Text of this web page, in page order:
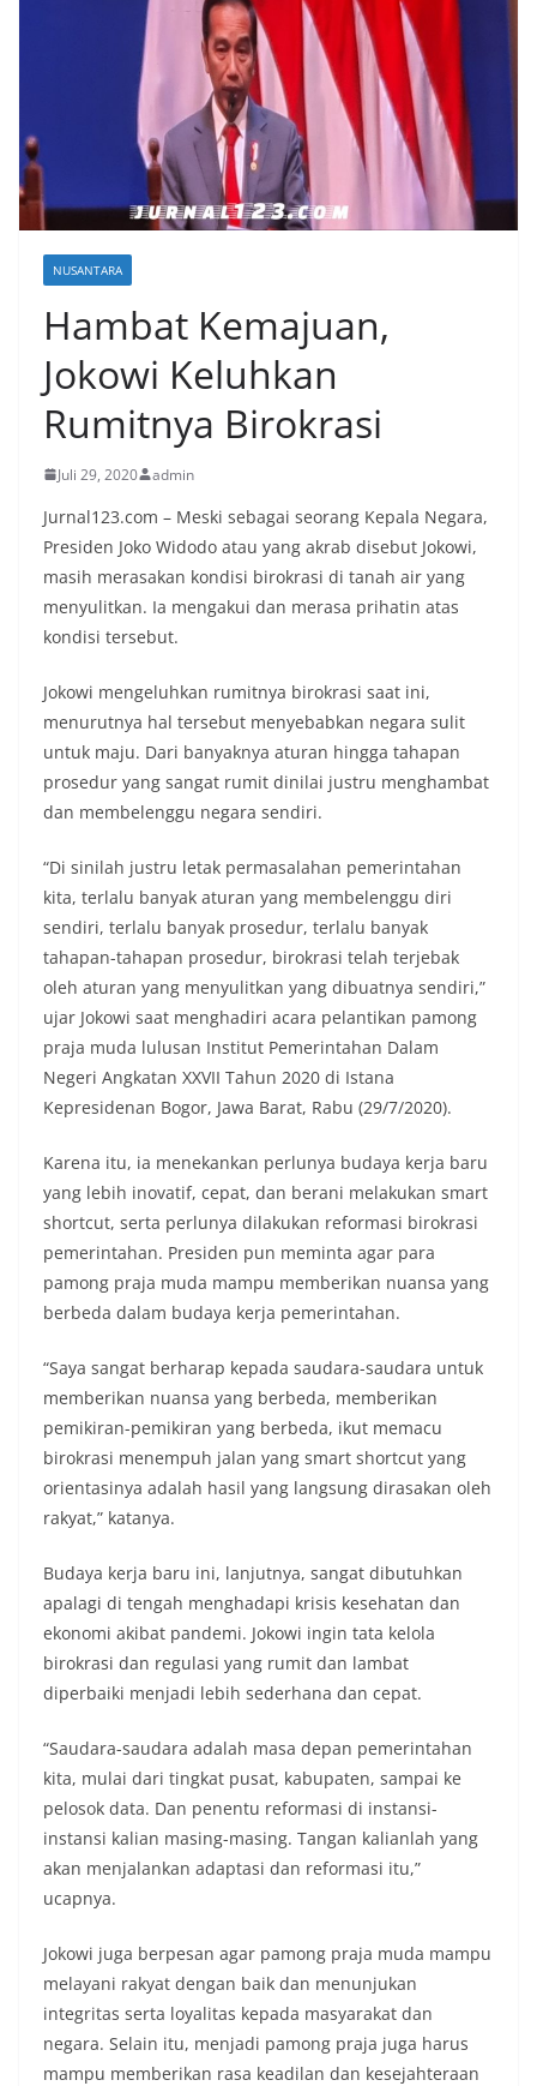
NUSANTARA
Hambat Kemajuan,
Jokowi Keluhkan
Rumitnya Birokrasi
Juli 29, 2020 admin
Jurnal123.com – Meski sebagai seorang Kepala Negara,
Presiden Joko Widodo atau yang akrab disebut Jokowi,
masih merasakan kondisi birokrasi di tanah air yang
menyulitkan. Ia mengakui dan merasa prihatin atas
kondisi tersebut.
Jokowi mengeluhkan rumitnya birokrasi saat ini,
menurutnya hal tersebut menyebabkan negara sulit
untuk maju. Dari banyaknya aturan hingga tahapan
prosedur yang sangat rumit dinilai justru menghambat
dan membelenggu negara sendiri.
“Di sinilah justru letak permasalahan pemerintahan
kita, terlalu banyak aturan yang membelenggu diri
sendiri, terlalu banyak prosedur, terlalu banyak
tahapan-tahapan prosedur, birokrasi telah terjebak
oleh aturan yang menyulitkan yang dibuatnya sendiri,”
ujar Jokowi saat menghadiri acara pelantikan pamong
praja muda lulusan Institut Pemerintahan Dalam
Negeri Angkatan XXVII Tahun 2020 di Istana
Kepresidenan Bogor, Jawa Barat, Rabu (29/7/2020).
Karena itu, ia menekankan perlunya budaya kerja baru
yang lebih inovatif, cepat, dan berani melakukan smart
shortcut, serta perlunya dilakukan reformasi birokrasi
pemerintahan. Presiden pun meminta agar para
pamong praja muda mampu memberikan nuansa yang
berbeda dalam budaya kerja pemerintahan.
“Saya sangat berharap kepada saudara-saudara untuk
memberikan nuansa yang berbeda, memberikan
pemikiran-pemikiran yang berbeda, ikut memacu
birokrasi menempuh jalan yang smart shortcut yang
orientasinya adalah hasil yang langsung dirasakan oleh
rakyat,” katanya.
Budaya kerja baru ini, lanjutnya, sangat dibutuhkan
apalagi di tengah menghadapi krisis kesehatan dan
ekonomi akibat pandemi. Jokowi ingin tata kelola
birokrasi dan regulasi yang rumit dan lambat
diperbaiki menjadi lebih sederhana dan cepat.
“Saudara-saudara adalah masa depan pemerintahan
kita, mulai dari tingkat pusat, kabupaten, sampai ke
pelosok data. Dan penentu reformasi di instansi-
instansi kalian masing-masing. Tangan kalianlah yang
akan menjalankan adaptasi dan reformasi itu,”
ucapnya.
Jokowi juga berpesan agar pamong praja muda mampu
melayani rakyat dengan baik dan menunjukan
integritas serta loyalitas kepada masyarakat dan
negara. Selain itu, menjadi pamong praja juga harus
mampu memberikan rasa keadilan dan kesejahteraan